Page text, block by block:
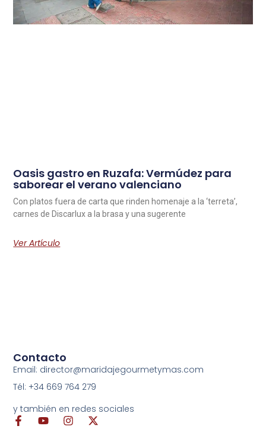
Oasis gastro en Ruzafa: Vermúdez para
saborear el verano valenciano
Con platos fuera de carta que rinden homenaje a la ‘terreta’,
carnes de Discarlux a la brasa y una sugerente
Ver Artículo
Contacto
Email: director@maridajegourmetymas.com
Tél: +34 669 764 279
y también en redes sociales